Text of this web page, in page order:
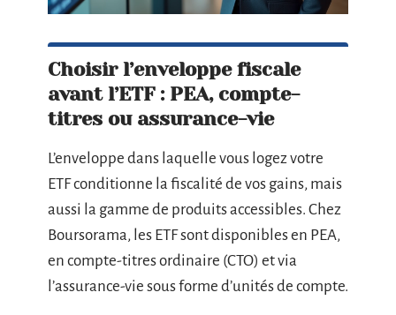
Choisir l’enveloppe fiscale
avant l’ETF : PEA, compte-
titres ou assurance-vie
L’enveloppe dans laquelle vous logez votre
ETF conditionne la fiscalité de vos gains, mais
aussi la gamme de produits accessibles. Chez
Boursorama, les ETF sont disponibles en PEA,
en compte-titres ordinaire (CTO) et via
l’assurance-vie sous forme d’unités de compte.